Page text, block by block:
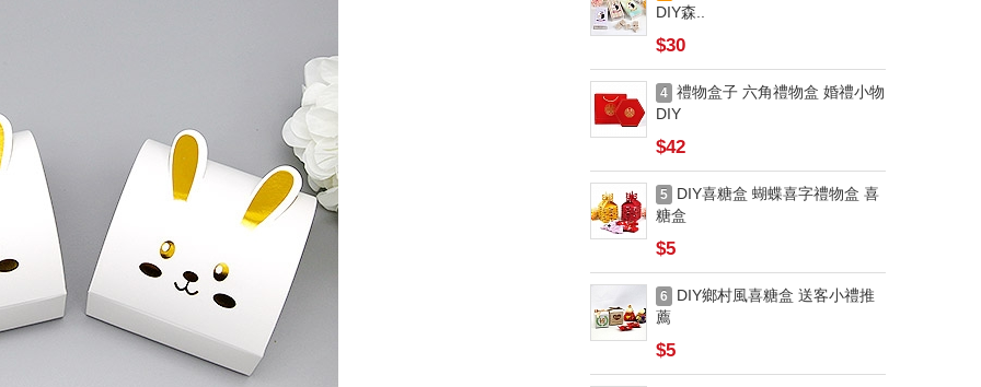
DIY森..
$30
4 禮物盒子 六角禮物盒 婚禮小物
DIY
$42
5
DIY喜糖盒 蝴蝶喜字禮物盒 喜
糖盒
$5
6
DIY鄉村風喜糖盒 送客小禮推
薦
$5